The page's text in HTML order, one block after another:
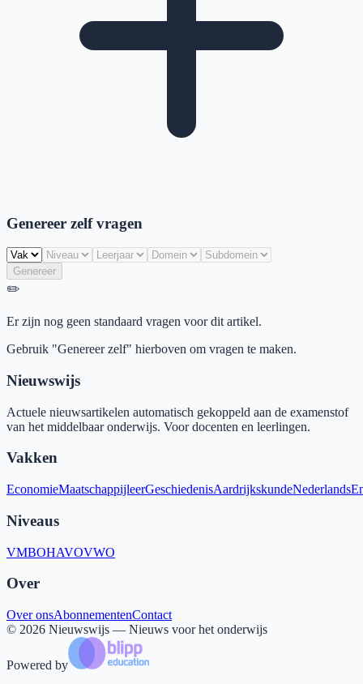
Genereer zelf vragen
Genereer
✏️
Er zijn nog geen standaard vragen voor dit artikel.
Gebruik "Genereer zelf" hierboven om vragen te maken.
Nieuwswijs
Actuele nieuwsartikelen automatisch gekoppeld aan de examenstof
van het middelbaar onderwijs. Voor docenten en leerlingen.
Vakken
EconomieMaatschappijleerGeschiedenisAardrijkskundeNederlands
Niveaus
VMBOHAVOVWO
Over
Over onsAbonnementenContact
© 2026 Nieuwswijs — Nieuws voor het onderwijs
Powered by